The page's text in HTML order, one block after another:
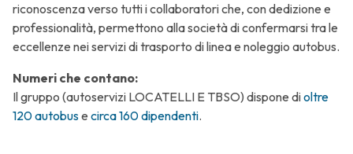
riconoscenza verso tutti i collaboratori che, condedizione e
professionalità, permettono alla società di confermarsi tra le
eccellenze nei servizi di trasporto di linea e noleggio autobus.
Numeri che contano:
Il gruppo (autoservizi LOCATELLI E TBSO) dispone dioltre
120 autobuse circa 160 dipendenti.